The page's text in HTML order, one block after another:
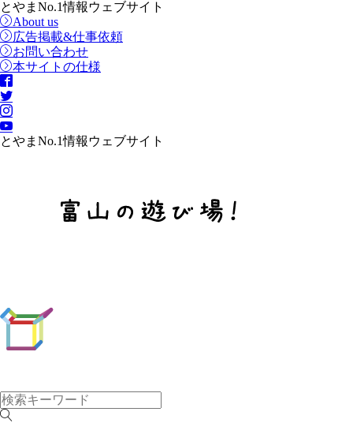
とやまNo.1情報ウェブサイト
About us
広告掲載&仕事依頼
お問い合わせ
本サイトの仕様
とやまNo.1情報ウェブサイト